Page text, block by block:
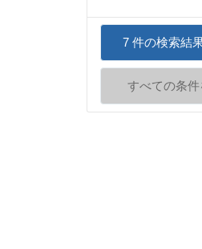
7件の検索結
すべての条件